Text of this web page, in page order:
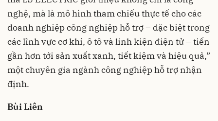
nghệ, mà là mô hình tham chiếu thực tế cho các
doanh nghiệp công nghiệp hỗ trợ – đặc biệt trong
các lĩnh vực cơ khí, ô tô và linh kiện điện tử – tiến
gần hơn tới sản xuất xanh, tiết kiệm và hiệu quả,”
một chuyên gia ngành công nghiệp hỗ trợ nhận
định.
Bùi Liên